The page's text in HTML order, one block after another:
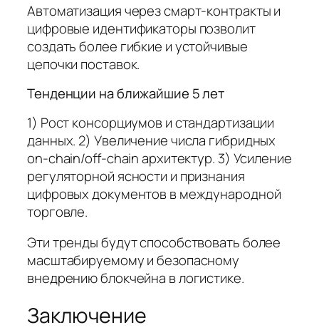
Автоматизация через смарт-контракты и
цифровые идентификаторы позволит
создать более гибкие и устойчивые
цепочки поставок.
Тенденции на ближайшие 5 лет
1) Рост консорциумов и стандартизации
данных. 2) Увеличение числа гибридных
on-chain/off-chain архитектур. 3) Усиление
регуляторной ясности и признания
цифровых документов в международной
торговле.
Эти тренды будут способствовать более
масштабируемому и безопасному
внедрению блокчейна в логистике.
Заключение